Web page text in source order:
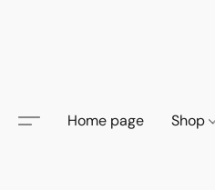
Home page Shop